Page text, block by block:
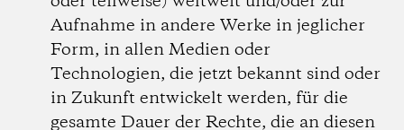
Aufnahme in andere Werke in jeglicher
Form, in allen Medien oder
Technologien, die jetzt bekannt sind oder
in Zukunft entwickelt werden, für die
gesamte Dauer der Rechte, die an diesen